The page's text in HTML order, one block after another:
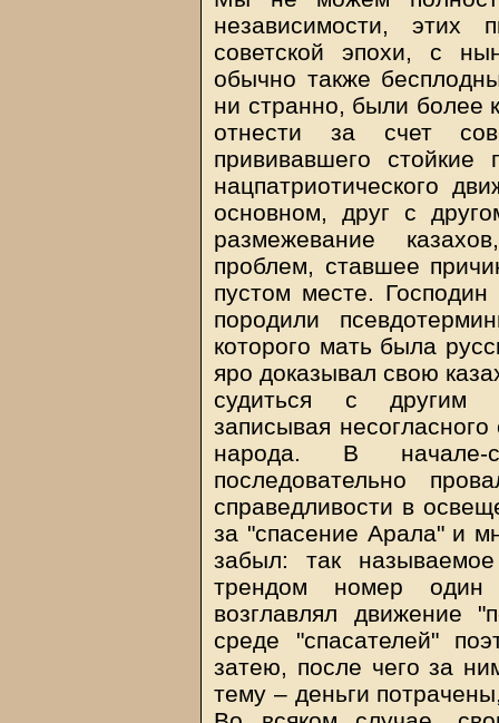
независимости, этих
советской эпохи, с
обычно также
ни странно, были более
отнести за счет
прививавшего
нацпатриотического
основном, друг с
размежевание
проблем, ставшее
пустом месте.
породили
которого мать была
яро доказывал свою
судиться с другим
записывая
народа. В начале-
последовательно
справедливости в
за "спасение Арала" и
забыл: так
трендом номер один
возглавлял движение
среде "спасателей"
затею, после чего за
тему – деньги